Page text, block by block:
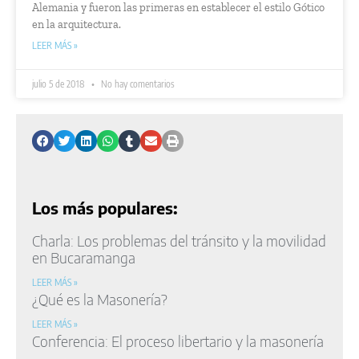
Alemania y fueron las primeras en establecer el estilo Gótico
en la arquitectura.
LEER MÁS »
julio 5 de 2018 No hay comentarios
Los más populares:
Charla: Los problemas del tránsito y la movilidad
en Bucaramanga
LEER MÁS »
¿Qué es la Masonería?
LEER MÁS »
Conferencia: El proceso libertario y la masonería